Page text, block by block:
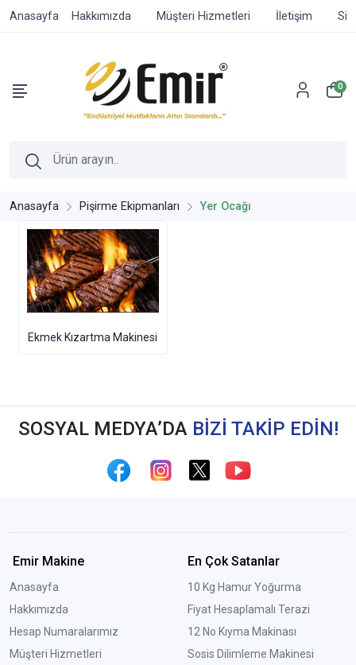
Anasayfa Hakkımızda Müşteri Hizmetleri İletişim
0
Anasayfa Pişirme Ekipmanları Yer Ocağı
Ekmek Kızartma Makinesi
SOSYAL MEDYA’DA BİZİ TAKİP EDİN!
Emir Makine
Anasayfa
Hakkımızda
Hesap Numaralarımız
Müşteri Hizmetleri
En Çok Satanlar
10 Kg Hamur Yoğurma
Fiyat Hesaplamalı Terazi
12 No Kıyma Makinası
Sosis Dilimleme Makinesi